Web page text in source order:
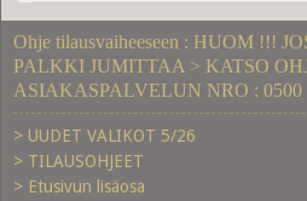
Ohje tilausvaiheeseen : HUOM !!!
PALKKI JUMITTAA > KATSO
ASIAKASPALVELUN NRO : 0500
> UUDET VALIKOT 5/26
> TILAUSOHJEET
> Etusivun lisäosa